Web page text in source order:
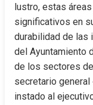
lustro, estas
significativos en
durabilidad de las
del Ayuntamiento
de los sectores
secretario general
instado al